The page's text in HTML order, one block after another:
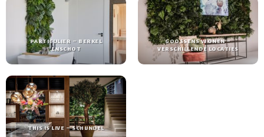
PARTICULIER – BERKEL
ENSCHOT
GOOSSENS WONEN –
VERSCHILLENDE LOCATIES
THIS IS LIVE – SCHIJNDEL